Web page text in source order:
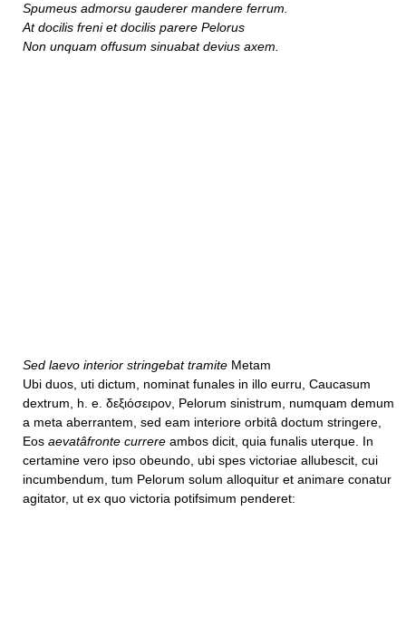
Spumeus admorsu gauderer mandere ferrum.
At docilis freni et docilis parere Pelorus
Non unquam offusum sinuabat devius axem.
Sed laevo interior stringebat tramite Metam
Ubi duos, uti dictum, nominat funales in illo eurru, Caucasum
dextrum, h. e. δεξιόσειρον, Pelorum sinistrum, numquam demum
a meta aberrantem, sed eam interiore orbitâ doctum stringere,
Eos aevatâfronte currere ambos dicit, quia funalis uterque. In
certamine vero ipso obeundo, ubi spes victoriae allubescit, cui
incumbendum, tum Pelorum solum alloquitur et animare conatur
agitator, ut ex quo victoria potifsimum penderet: